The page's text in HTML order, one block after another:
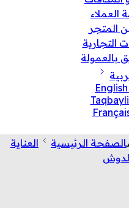
العملاء
المتجر
التجارية
بالعمولة
English
الصفحة الرئيسية
العناية